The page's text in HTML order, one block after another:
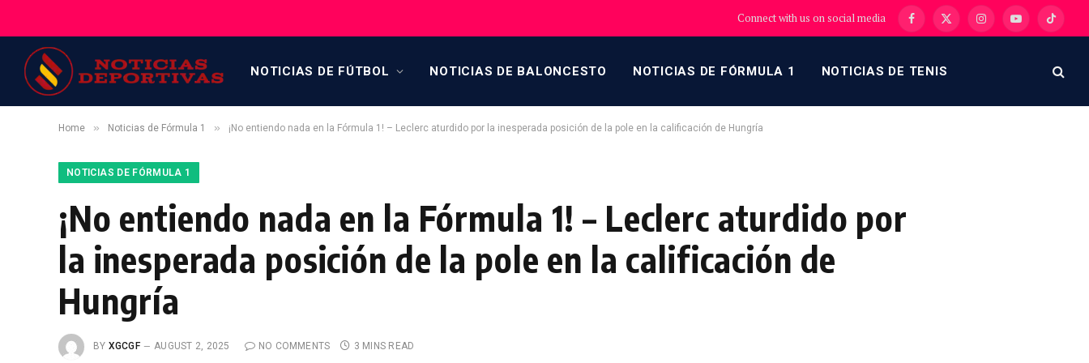
Connect with us on social media Facebook
X
InstagramYouTubeTikTok
NOTICIAS DE FÚTBOL NOTICIAS DE BALONCESTO NOTICIAS DE FÓRMULA 1 NOTICIAS DE TENIS
Home » Noticias de Fórmula 1 » ¡No entiendo nada en la Fórmula 1! – Leclerc aturdido por la inesperada posición de la pole en la calificación de Hungría
NOTICIAS DE FÓRMULA 1
¡No entiendo nada en la Fórmula 1! – Leclerc aturdido por
la inesperada posición de la pole en la calificación de
Hungría
BY XGCGF AUGUST 2, 2025 NO COMMENTS 3 MINS READ